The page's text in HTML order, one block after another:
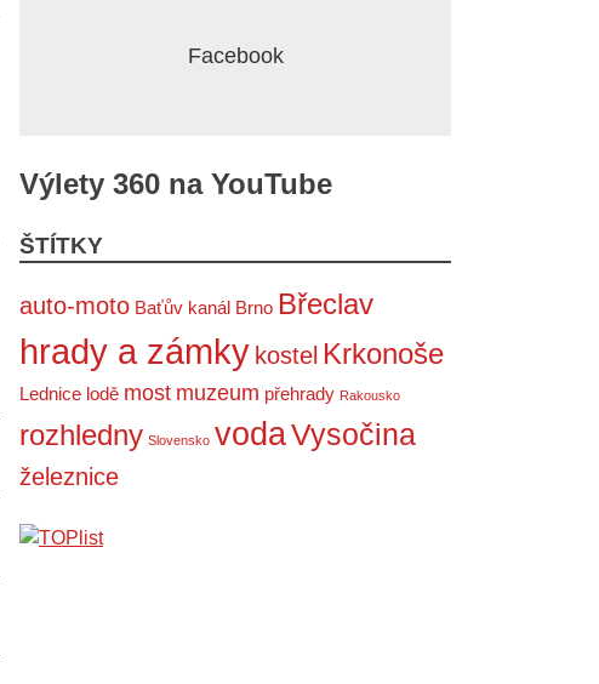
Výlety 360 na YouTube
ŠTÍTKY
auto-moto Baťův kanál Brno Břeclav
hrady a zámky kostel Krkonoše
Lednice lodě most muzeum přehrady Rakousko
rozhledny Slovensko vodaVysočina
železnice